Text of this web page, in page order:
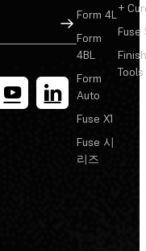
가입Form 4L
Form
4BL
Form
Auto
Fuse X1
Fuse 시
리즈
+
Fuse
Tools